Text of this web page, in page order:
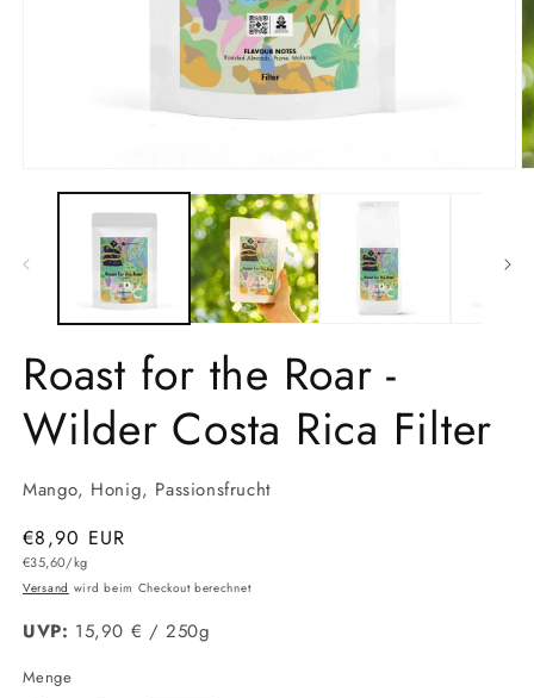
Roast for the Roar -
Wilder Costa Rica Filter
Mango, Honig, Passionsfrucht
Normaler
Preis
€8,90 EUR
Grundpreis
€35,60/kg
Versand wird beim Checkout berechnet
UVP: 15,90 € / 250g
Menge